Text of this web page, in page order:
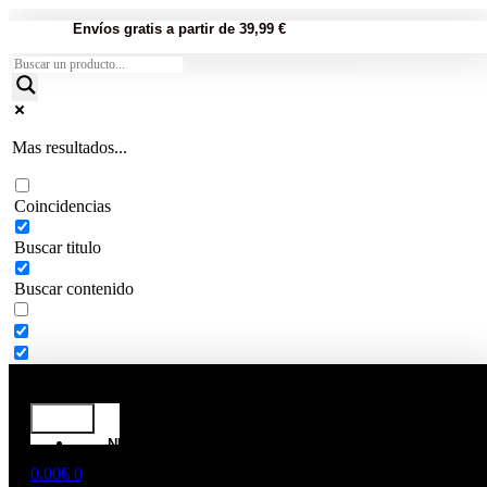
Envíos gratis a partir de 39,99 €
Mas resultados...
Coincidencias
Buscar titulo
Buscar contenido
NUTRICIÓN
0.00€ 0